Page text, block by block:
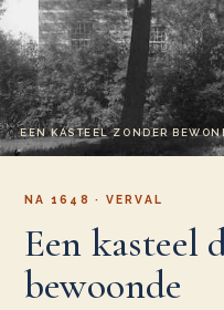
EEN KASTEEL ZONDER
NA 1648 · VERVAL
Een kasteel
bewoonde